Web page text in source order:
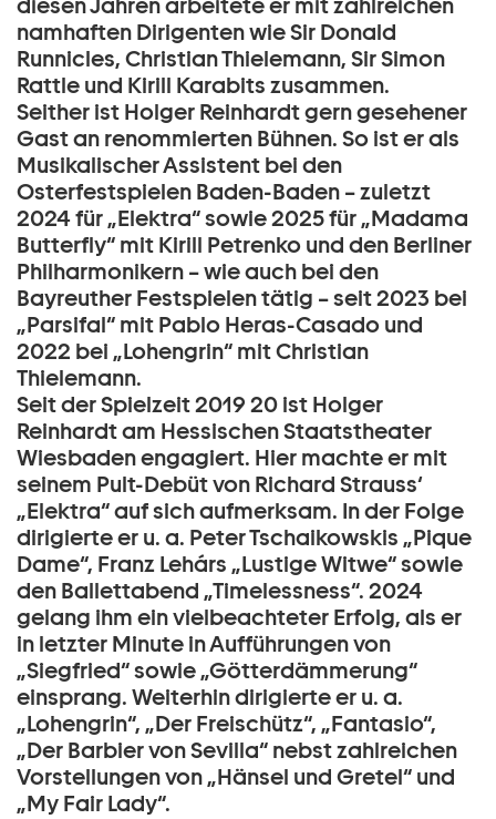
diesen Jahren arbeitete er mit zahlreichen
namhaften Dirigenten wie Sir Donald
Runnicles, Christian Thielemann, Sir Simon
Rattle und Kirill Karabits zusammen.
Seither ist Holger Reinhardt gern gesehener
Gast an renommierten Bühnen. So ist er als
Musikalischer Assistent bei den
Osterfestspielen Baden-Baden – zuletzt
2024 für „Elektra“ sowie 2025 für „Madama
Butterfly“ mit Kirill Petrenko und den Berliner
Philharmonikern – wie auch bei den
Bayreuther Festspielen tätig – seit 2023 bei
„Parsifal“ mit Pablo Heras-Casado und
2022 bei „Lohengrin“ mit Christian
Thielemann.
Seit der Spielzeit 2019 20 ist Holger
Reinhardt am Hessischen Staatstheater
Wiesbaden engagiert. Hier machte er mit
seinem Pult-Debüt von Richard Strauss‘
„Elektra“ auf sich aufmerksam. In der Folge
dirigierte er u. a. Peter Tschaikowskis „Pique
Dame“, Franz Lehárs „Lustige Witwe“ sowie
den Ballettabend „Timelessness“. 2024
gelang ihm ein vielbeachteter Erfolg, als er
in letzter Minute in Aufführungen von
„Siegfried“ sowie „Götterdämmerung“
einsprang. Weiterhin dirigierte er u. a.
„Lohengrin“, „Der Freischütz“, „Fantasio“,
„Der Barbier von Sevilla“ nebst zahlreichen
Vorstellungen von „Hänsel und Gretel“ und
„My Fair Lady“.